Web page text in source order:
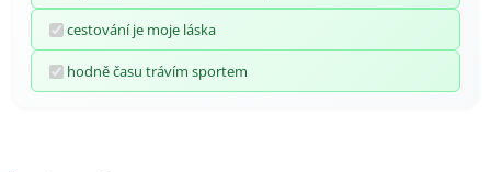
cestování je moje láska
hodně času trávím sportem